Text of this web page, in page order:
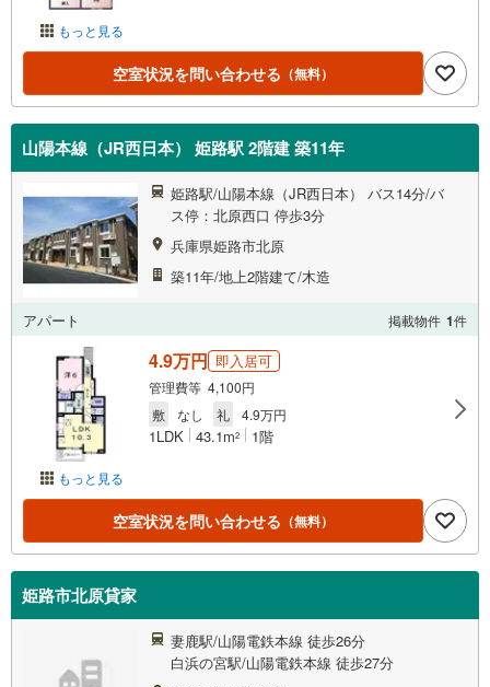
もっと見る
空室状況を問い合わせる （無料）
山陽本線（JR西日本） 姫路駅 2階建 築11年
姫路駅/山陽本線（JR西日本） バス14分/バ
ス停：北原西口 停歩3分
兵庫県姫路市北原
築11年/地上2階建て/木造
アパート 掲載物件 1件
もっと見る
4.9万円 即入居可
管理費等 4,100円
敷
なし 礼 4.9万円
1LDK 43.1m2 1階
空室状況を問い合わせる （無料）
姫路市北原貸家
妻鹿駅/山陽電鉄本線 徒歩26分
白浜の宮駅/山陽電鉄本線 徒歩27分